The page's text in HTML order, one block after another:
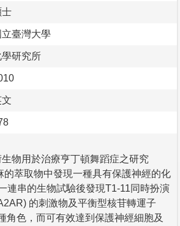
士
立臺灣大學
學研究所
物用於治療亨丁頓舞蹈症之研究
的萃取物中發現一種具有保護神經的化
連串的生物試驗後發現T1-11同時扮演
的刺激物及平衡型核苷轉運子
角色，而可有效達到保護神經細胞及